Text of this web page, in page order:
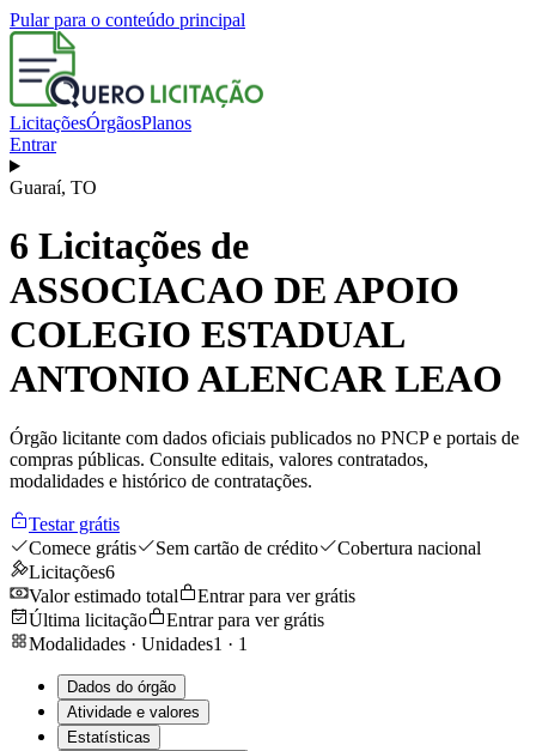
Pular para o conteúdo principal
LicitaçõesÓrgãosPlanos
Entrar
Guaraí, TO
6 Licitações de
ASSOCIACAO DE APOIO
COLEGIO ESTADUAL
ANTONIO ALENCAR LEAO
Órgão licitante com dados oficiais publicados no PNCP e portais de
compras públicas. Consulte editais, valores contratados,
modalidades e histórico de contratações.
Testar grátis
Comece grátis
Sem cartão de crédito
Cobertura nacional
Licitações6
Valor estimado total
Entrar para ver grátis
Última licitação
Entrar para ver grátis
Modalidades · Unidades1 · 1
Dados do órgão
Atividade e valores
Estatísticas